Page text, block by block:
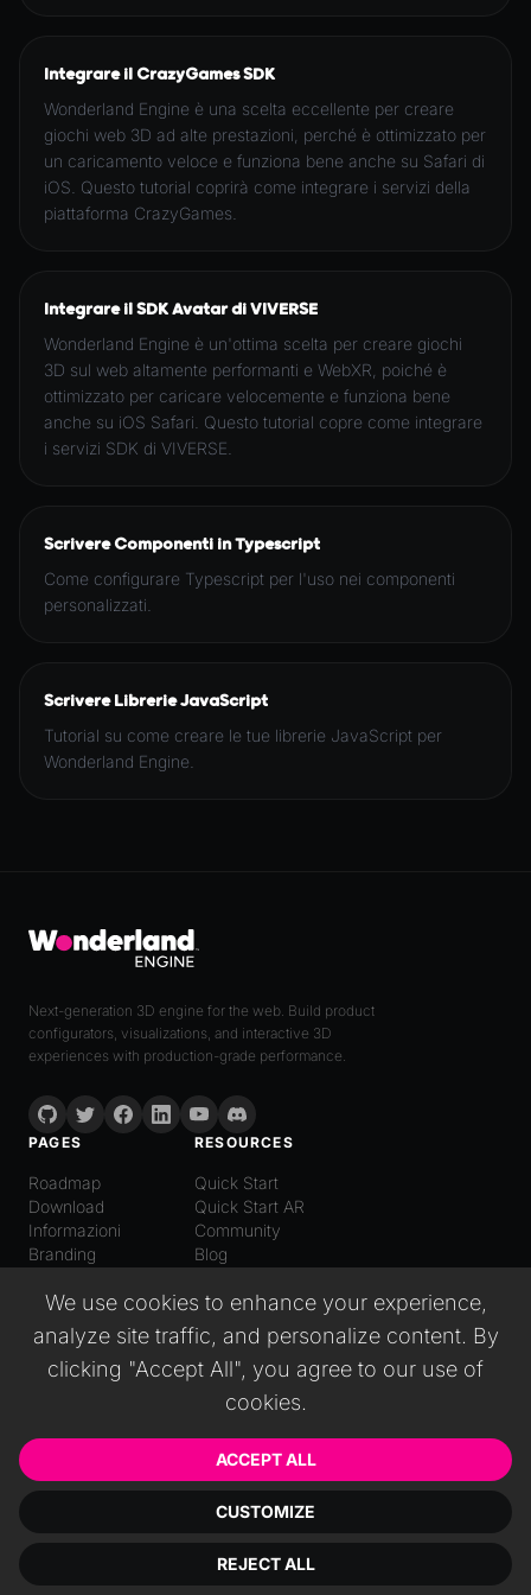
We use cookies to enhance your experience,
analyze site traffic, and personalize content. By
clicking "Accept All", you agree to our use of
cookies.
ACCEPT ALL
CUSTOMIZE
REJECT ALL
Integrare il CrazyGames SDK
Wonderland Engine è una scelta eccellente per creare
giochi web 3D ad alte prestazioni, perché è ottimizzato per
un caricamento veloce e funziona bene anche su Safari di
iOS. Questo tutorial coprirà come integrare i servizi della
piattaforma CrazyGames.
Integrare il SDK Avatar di VIVERSE
Wonderland Engine è un'ottima scelta per creare giochi
3D sul web altamente performanti e WebXR, poiché è
ottimizzato per caricare velocemente e funziona bene
anche su iOS Safari. Questo tutorial copre come integrare
i servizi SDK di VIVERSE.
Scrivere Componenti in Typescript
Come configurare Typescript per l'uso nei componenti
personalizzati.
Scrivere Librerie JavaScript
Tutorial su come creare le tue librerie JavaScript per
Wonderland Engine.
Next-generation 3D engine for the web. Build product
configurators, visualizations, and interactive 3D
experiences with production-grade performance.
PAGES
Roadmap
Download
Informazioni
Branding
RESOURCES
Quick Start
Quick Start AR
Community
Blog
Italiano
English
Español
普通话
© 2026 Wonderland GmbH. All rights reserved.
Informativa sulla PrivacyTermini di Servizio